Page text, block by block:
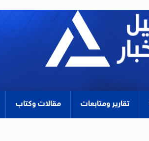
تقارير ومتابعات مقالات وكتاب